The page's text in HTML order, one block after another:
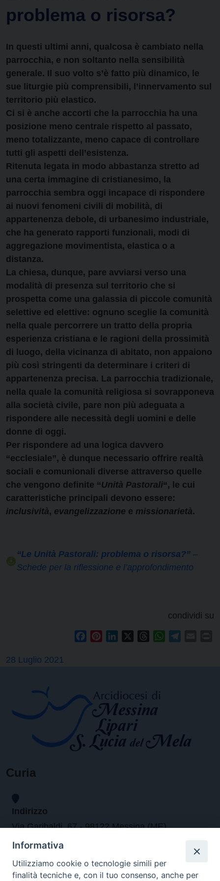
problema o risorsa?
In questi ultimi anni, qualcosa è cambiato nella
parrocchia, e non soltanto nella sensibilità
generale. Il suo volto s’è fatto più dinamico, le
sue liturgie più comprensibili, l’innervamento sul
territorio più elastico.
Ci si è anche accorti che la parrocchia ha una
posizione meno centrale rispetto al passato,
meno totalizzante, meno capace di controllare
tutti gli aspetti dell’esistenza.
Ritenuta legata in modo abbastanza stretto ad
una certa immagine di cristianesimo, la
parrocchia sembra oggi incapace di rispondere
ai nuovi fenomeni civili di mobilità, di
appartenenza debole, di urbanesimo industriale,
che ha generato rapporti funzionali, modi di
aggregazione movimentista, elastica o a
distanza.
La chiesa, dunque, pare avviarsi verso una
modalità di presenza sul territorio che si
prospetta come una galassia di piccole comunità
selettive ed elettive: ognuno sceglie la comunità
nella quale percorrere un tratto della propria
esperienza cristiana e le ragioni della prossimità
di luogo, della vicinanza di abitato, non appaiono
più così stringenti da determinare i criteri di
appartenenza precisa. La parrocchia tradizionale,
nella quale la comunità religiosa si sovrapponeva
alla società civile, pare non più adeguata a
rispondere alle necessità degli uomini e delle
donne di oggi.
Per rispondere ad una logica davvero
“ecclesiale”, è dunque necessario offrire realtà
sociali e comunionali diverse attraverso quelle
che vengono definite “Unità Pastorali“, le cui
caratteristiche principali devono essere:
inclusività, evangelizzazione e missionarietà.
“Le Unità Pastorali: problema o risorsa?” –
Schede per la riflessione e l’approfondimento
condividi su
FacebookPinterestLinkedIn ThreadsWhatsApp
28 Luglio 2021
Curia
Indirizzo
Via Garibaldi, 67 - 98122 Messina (ME)
Orari
da lunedi al venerdi dalle ore 9.30 alle 12.30
Informativa
Utilizziamo cookie o tecnologie simili per
finalità tecniche e, con il tuo consenso, anche per